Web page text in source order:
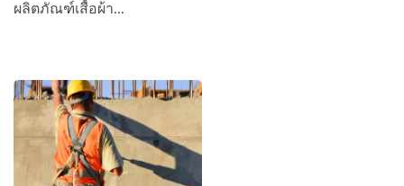
ผลิตภัณฑ์เสื้อผ้า...